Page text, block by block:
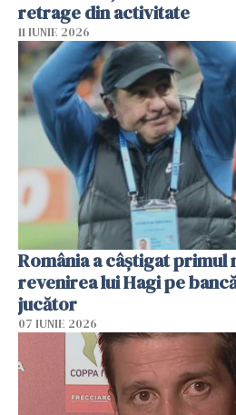
retrage din activitate
11 IUNIE 2026
România a câștigat primul
revenirea lui Hagi pe
jucător
07 IUNIE 2026